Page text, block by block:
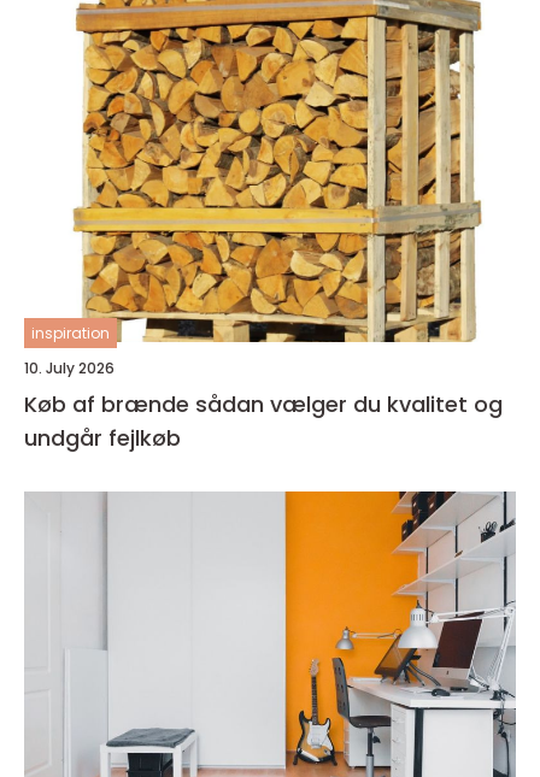
inspiration
10. July 2026
Køb af brænde sådan vælger du kvalitet og
undgår fejlkøb